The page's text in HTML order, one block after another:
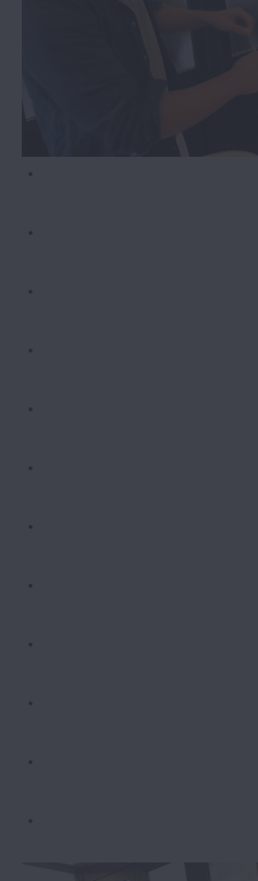
・
・
・
・
・
・
・
・
・
・
・
・